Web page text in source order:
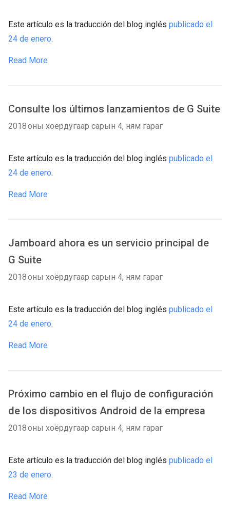
Este artículo es la traducción del blog inglés publicado el
24 de enero.
Read More
Consulte los últimos lanzamientos de G Suite
2018 оны хоёрдугаар сарын 4, ням гараг
Este artículo es la traducción del blog inglés publicado el
24 de enero.
Read More
Jamboard ahora es un servicio principal de
G Suite
2018 оны хоёрдугаар сарын 4, ням гараг
Este artículo es la traducción del blog inglés publicado el
24 de enero.
Read More
Próximo cambio en el flujo de configuración
de los dispositivos Android de la empresa
2018 оны хоёрдугаар сарын 4, ням гараг
Este artículo es la traducción del blog inglés publicado el
23 de enero.
Read More